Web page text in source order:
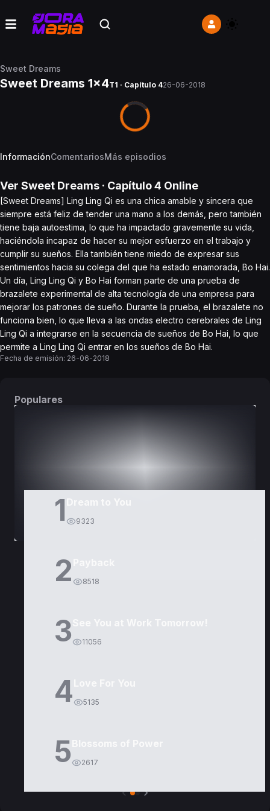
Sweet Dreams
Sweet Dreams 1x4T1 · Capítulo 426-06-2018
InformaciónComentariosMás episodios
Ver Sweet Dreams · Capítulo4 Online
[Sweet Dreams] Ling Ling Qi es una chica amable y sincera que
siempre está feliz de tender una mano a los demás, pero también
tiene baja autoestima, lo que ha impactado gravemente su vida,
haciéndola incapaz de hacer su mejor esfuerzo en el trabajo y
cumplir su sueños. Ella también tiene miedo de expresar sus
sentimientos hacia su colega del que ha estado enamorada, Bo Hai.
Un día, Ling Ling Qi y Bo Hai forman parte de una prueba de
brazalete experimental de alta tecnología de una empresa para
mejorar los patrones de sueño. Durante la prueba, el brazalete no
funciona bien, lo que lleva a las ondas electro cerebrales de Ling
Ling Qi a integrarse en la secuencia de sueños de Bo Hai, lo que
permite a Ling Ling Qi entrar en los sueños de Bo Hai.
Fecha de emisión: 26-06-2018
Populares
1 9323
2 8518
3 11056
4 5135
5 2617